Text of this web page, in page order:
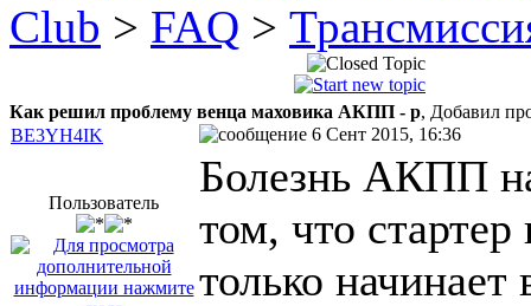
Club > FAQ >
Как решил проблему венца маховика АКПП - р, Добавил
BE3YH4IK
6 Сент 2015, 16:36
Пользователь
Болезнь АКПП
том, что стартер
только